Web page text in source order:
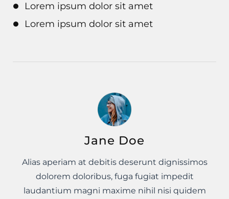
Lorem ipsum dolor sit amet
Lorem ipsum dolor sit amet
Jane Doe
Alias aperiam at debitis deserunt dignissimos
dolorem doloribus, fuga fugiat impedit
laudantium magni maxime nihil nisi quidem